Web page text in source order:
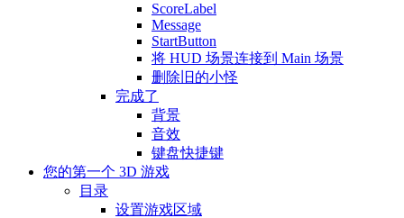
ScoreLabel
Message
StartButton
将 HUD 场景连接到 Main 场景
删除旧的小怪
完成了
背景
音效
键盘快捷键
您的第一个 3D 游戏
目录
设置游戏区域